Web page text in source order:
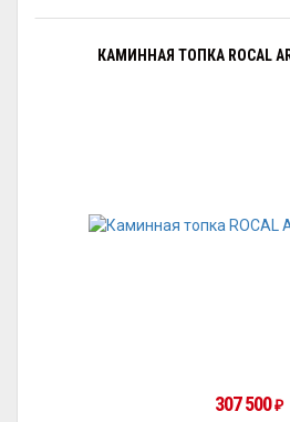
КАМИННАЯ ТОПКА ROCAL
307 500₽